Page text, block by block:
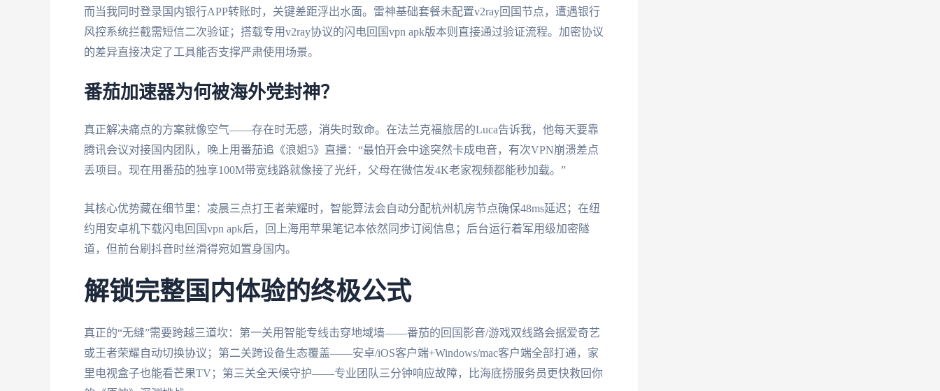
而当我同时登录国内银行APP转账时，关键差距浮出水面。雷神基础套餐未配置v2ray回国节点，遭遇银行
风控系统拦截需短信二次验证；搭载专用v2ray协议的闪电回国vpn apk版本则直接通过验证流程。加密协议
的差异直接决定了工具能否支撑严肃使用场景。
番茄加速器为何被海外党封神？
真正解决痛点的方案就像空气——存在时无感，消失时致命。在法兰克福旅居的Luca告诉我，他每天要靠
腾讯会议对接国内团队，晚上用番茄追《浪姐5》直播：“最怕开会中途突然卡成电音，有次VPN崩溃差点
丢项目。现在用番茄的独享100M带宽线路就像接了光纤，父母在微信发4K老家视频都能秒加载。”
其核心优势藏在细节里：凌晨三点打王者荣耀时，智能算法会自动分配杭州机房节点确保48ms延迟；在纽
约用安卓机下载闪电回国vpn apk后，回上海用苹果笔记本依然同步订阅信息；后台运行着军用级加密隧
道，但前台刷抖音时丝滑得宛如置身国内。
解锁完整国内体验的终极公式
真正的“无缝”需要跨越三道坎：第一关用智能专线击穿地域墙——番茄的回国影音/游戏双线路会据爱奇艺
或王者荣耀自动切换协议；第二关跨设备生态覆盖——安卓/iOS客户端+Windows/mac客户端全部打通，家
里电视盒子也能看芒果TV；第三关全天候守护——专业团队三分钟响应故障，比海底捞服务员更快救回你